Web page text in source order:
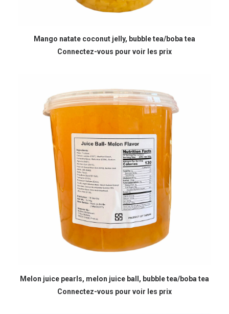
READ MORE
Mango natate coconut jelly, bubble tea/boba tea
Connectez-vous pour voir les prix
READ MORE
Melon juice pearls, melon juice ball, bubble tea/boba tea
Connectez-vous pour voir les prix